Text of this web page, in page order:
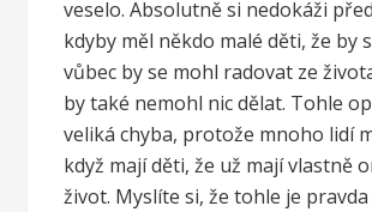
veselo. Absolutně si nedokáži
kdyby měl někdo malé děti, že by
vůbec by se mohl radovat ze
by také nemohl nic dělat. Tohle
veliká chyba, protože mnoho lidí
když mají děti, že už mají vlastně
život. Myslíte si, že tohle je pravda